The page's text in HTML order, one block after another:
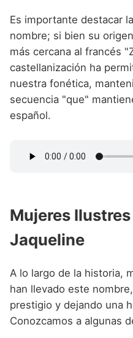
Es importante destacar
nombre; si bien su
más cercana al francés
castellanización ha
nuestra fonética,
secuencia "que"
español.
Mujeres
Jaqueline
A lo largo de la historia,
han llevado este
prestigio y dejando una
Conozcamos a algunas